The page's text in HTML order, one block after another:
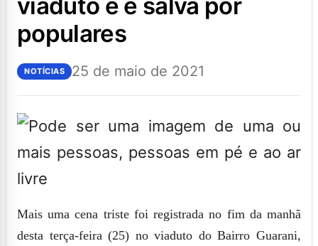
populares
NOTÍCIAS 25 de maio de 2021
Mais uma cena triste foi registrada no fim da manhã
desta terça-feira (25) no viaduto do Bairro Guarani,